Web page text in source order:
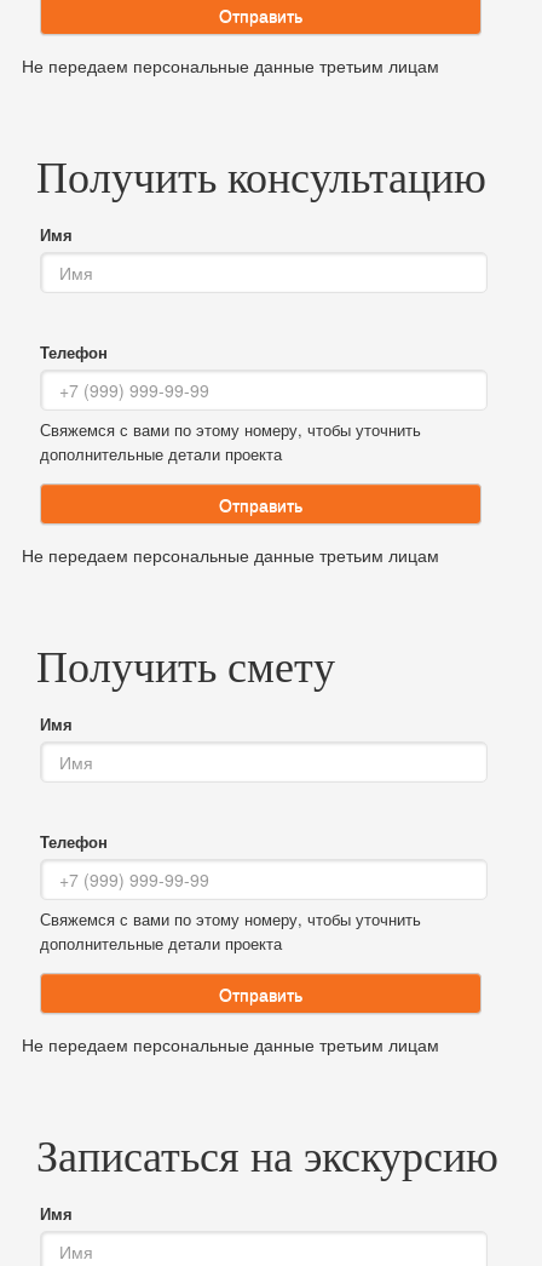
Отправить
Не передаем персональные данные третьим лицам
Получить консультацию
Имя
Телефон
Свяжемся с вами по этому номеру, чтобы уточнить
дополнительные детали проекта
Отправить
Не передаем персональные данные третьим лицам
Получить смету
Имя
Телефон
Свяжемся с вами по этому номеру, чтобы уточнить
дополнительные детали проекта
Отправить
Не передаем персональные данные третьим лицам
Записаться на экскурсию
Имя